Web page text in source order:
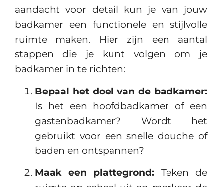
aandacht voor detail kun je van jouw
badkamer een functionele en stijlvolle
ruimte maken. Hier zijn een aantal
stappen die je kunt volgen om je
badkamer in te richten:
Bepaal het doel van de badkamer:
Is het een hoofdbadkamer of een
gastenbadkamer? Wordt het
gebruikt voor een snelle douche of
baden en ontspannen?
Maak een plattegrond: Teken de